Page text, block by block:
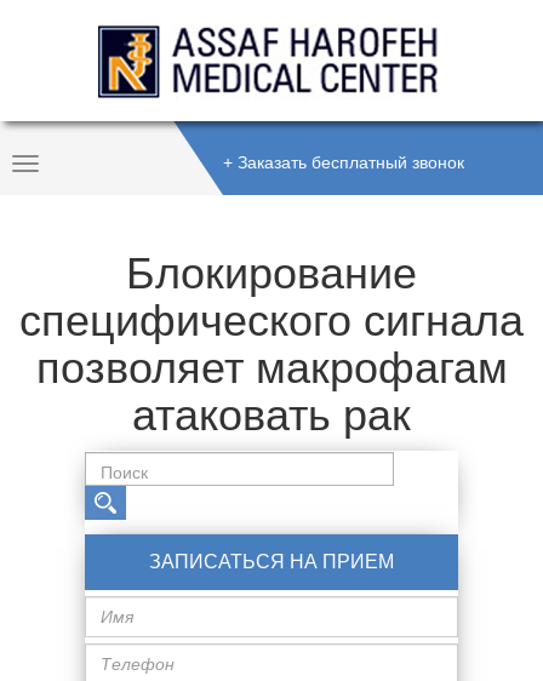
Toggle
+ Заказать бесплатный звонок
Блокирование
специфического сигнала
позволяет макрофагам
атаковать рак
ЗАПИСАТЬСЯ НА ПРИЕМ
Имя
Телефон